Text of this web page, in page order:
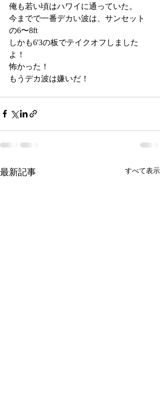
俺も若い頃はハワイに通っていた。
今までで一番デカい波は、サンセット
の6〜8ft
しかも6'3の板でテイクオフしました
よ！
怖かった！
もうデカ波は嫌いだ！
最新記事 すべて表示